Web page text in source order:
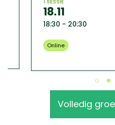
18.11
18:30 - 20:30
Online
Volledig